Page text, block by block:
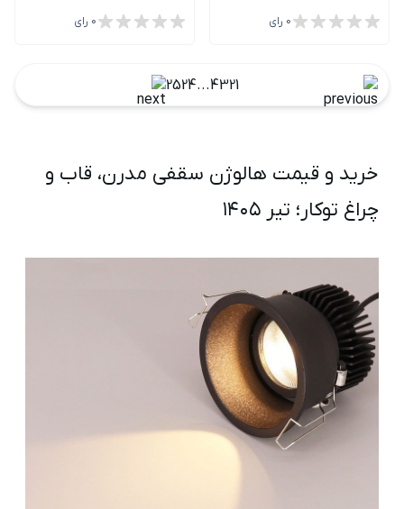
0 رای 0 رای
1
2
3
4
...
24
25
خرید و قیمت هالوژن سقفی مدرن، قاب و
چراغ توکار؛ تیر ۱۴۰۵